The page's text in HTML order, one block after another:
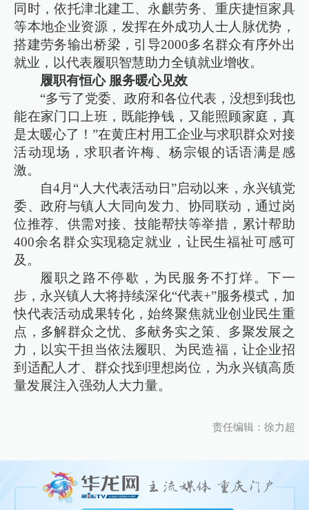
同时，依托津北建工、永麒劳务、重庆捷恒家具
等本地企业资源，发挥在外成功人士人脉优势，
搭建劳务输出桥梁，引导2000多名群众有序外出
就业，以代表履职智慧助力全镇就业增收。
履职有恒心 服务暖心见效
“多亏了党委、政府和各位代表，没想到我也
能在家门口上班，既能挣钱，又能照顾家庭，真
是太暖心了！”在黄庄村用工企业与求职群众对接
活动现场，求职者许梅、杨宗银的话语满是感
激。
自4月“人大代表活动日”启动以来，永兴镇党
委、政府与镇人大同向发力、协同联动，通过岗
位推荐、供需对接、技能帮扶等举措，累计帮助
400余名群众实现稳定就业，让民生福祉可感可
及。
履职之路不停歇，为民服务不打烊。下一
步，永兴镇人大将持续深化“代表+”服务模式，加
快代表活动成果转化，始终聚焦就业创业民生重
点，多解群众之忧、多献务实之策、多聚发展之
力，以实干担当依法履职、为民造福，让企业招
到适配人才、群众找到理想岗位，为永兴镇高质
量发展注入强劲人大力量。
责任编辑：徐力超